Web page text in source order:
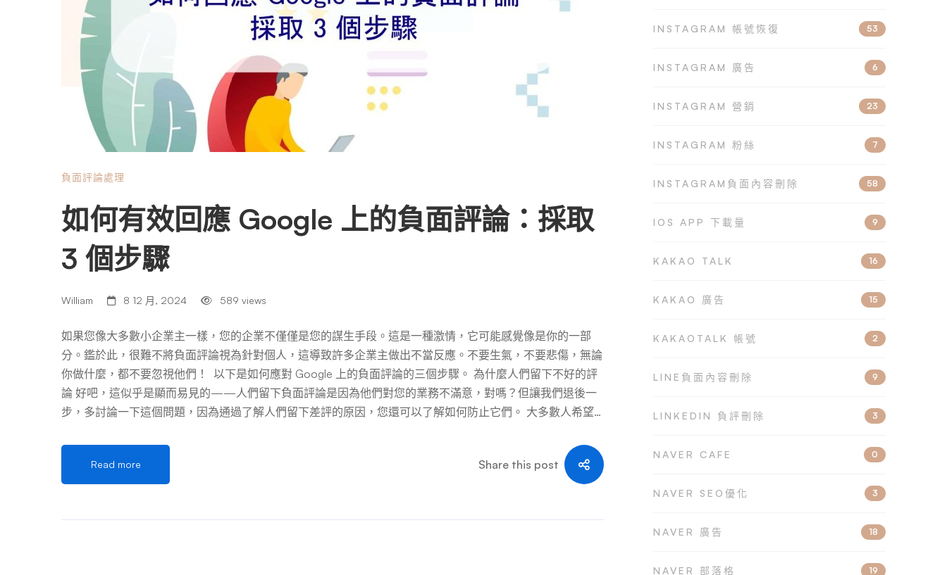
負面評論處理
如何有效回應 Google 上的負面評論：採取
3 個步驟
William 8 12 月, 2024 589 views
如果您像大多數小企業主一樣，您的企業不僅僅是您的謀生手段。這是一種激情，它可能感覺像是你的一部
分。鑑於此，很難不將負面評論視為針對個人，這導致許多企業主做出不當反應。不要生氣，不要悲傷，無論
你做什麼，都不要忽視他們！ 以下是如何應對 Google 上的負面評論的三個步驟。 為什麼人們留下不好的評
論 好吧，這似乎是顯而易見的——人們留下負面評論是因為他們對您的業務不滿意，對嗎？但讓我們退後一
步，多討論一下這個問題，因為通過了解人們留下差評的原因，您還可以了解如何防止它們。 大多數人希望
疑問，作為企業主，你已經與其中的許多人打過交道！），但一般來說，人們在谷歌上留下不好的評論，因為
他們覺得這是他們唯一的資源。 您可以通過以下方式避免負面評論： 如何回應谷歌的負面評論 即使您盡最大
努力超越，在某些時候您也不可避免地會收到負面評價。這是做生意的代價——事實上，在研究企業時，人
Read more Share this post
INSTAGRAM 帳號恢復 53
INSTAGRAM 廣告 6
INSTAGRAM 營銷 23
INSTAGRAM 粉絲 7
INSTAGRAM負面內容刪除 58
IOS APP 下載量 9
KAKAO TALK 16
KAKAO 廣告 15
KAKAOTALK 帳號 2
LINE負面內容刪除 9
LINKEDIN 負評刪除 3
NAVER CAFE 0
NAVER SEO優化 3
NAVER 廣告 18
NAVER 部落格 19